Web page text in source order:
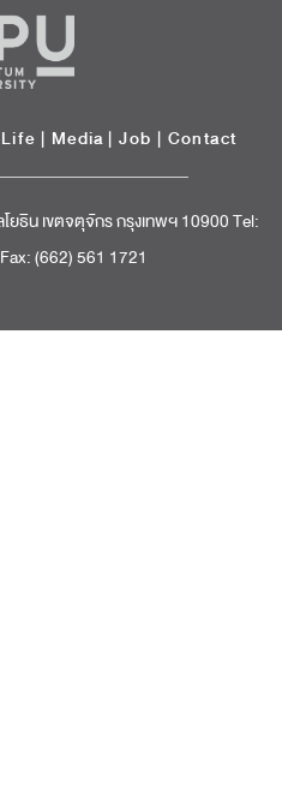
| Media |Job | Contact
ธิน เขตจตุจักร กรุงเทพฯ 10900 Tel:
(662) 561 1721